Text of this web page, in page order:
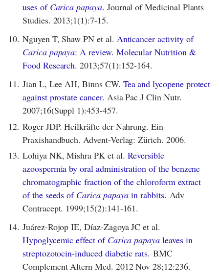
uses of Carica papaya. Journal of Medicinal Plants
Studies. 2013;1(1):7-15.
10. Nguyen T, Shaw PN et al. Anticancer activity of
Carica papaya: A review. Molecular Nutrition &
Food Research. 2013;57(1):152-164.
11. Jian L, Lee AH, Binns CW. Tea and lycopene protect
against prostate cancer. Asia Pac J Clin Nutr.
2007;16(Suppl 1):453-457.
12. Roger JDP. Heilkräfte der Nahrung. Ein
Praxishandbuch. Advent-Verlag: Zürich. 2006.
13. Lohiya NK, Mishra PK et al. Reversible
azoospermia by oral administration of the benzene
chromatographic fraction of the chloroform extract
of the seeds of Carica papaya in rabbits. Adv
Contracept. 1999;15(2):141-161.
14. Juárez-Rojop IE, Díaz-Zagoya JC et al.
Hypoglycemic effect of Carica papaya leaves in
streptozotocin-induced diabetic rats. BMC
Complement Altern Med. 2012 Nov 28;12:236.